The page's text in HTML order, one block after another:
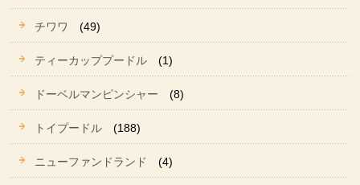
チワワ (49)
ティーカッププードル (1)
ドーベルマンピンシャー (8)
トイプードル (188)
ニューファンドランド (4)